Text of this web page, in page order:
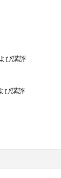
び講評
び講評